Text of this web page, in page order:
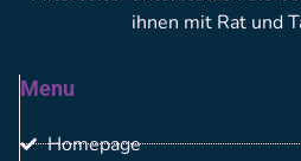
ihnen mit Rat und
Menu
Homepage